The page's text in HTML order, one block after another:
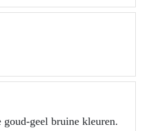
geel bruine kleuren.